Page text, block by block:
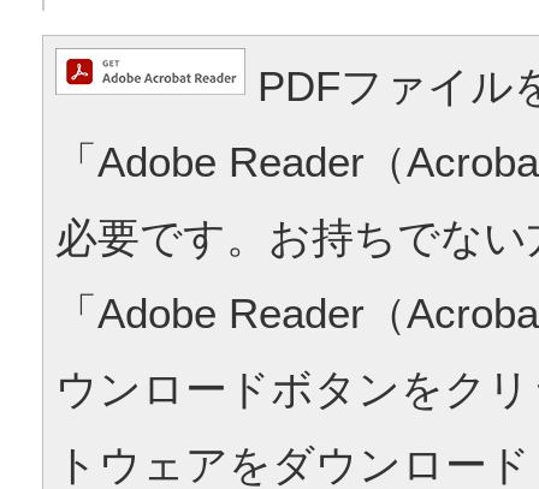
PDFファイル
「Adobe Reader（
必要です。お持ちでな
「Adobe Reader（
ウンロードボタンをク
トウェアをダウンロー